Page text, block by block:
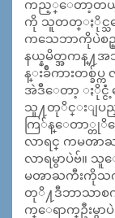
ကည့္ေတာ့တယ္ေ
ကို သူတတ္ႏိုင္သမွ်
ကသေဘာကိုပဲစဥ္
နယ္နမိတ္အကန္႔
န္းခ်ီကားတစ္ခ်ပ္က
အဲဒီေတာ့ ႏိုင္ငံံ့
သူ႔တုိင္းျပည္
ကြ်န္ေတာ္တုိ႔ေ
လာရင္ ကမၻာ
လာရမွာပဲဗ်။
မၻာႀကီးကိုသက္
တုိ႔ဒီဘာသာစ
က္ေရာက္ဦးမွာ